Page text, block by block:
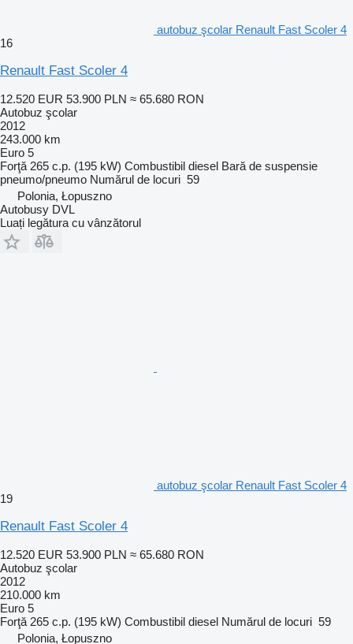
autobuz şcolar Renault Fast Scoler 4
16
Renault Fast Scoler 4
12.520 EUR 53.900 PLN ≈ 65.680 RON
Autobuz şcolar
2012
243.000 km
Euro 5
Forţă 265 c.p. (195 kW) Combustibil diesel Bară de suspensie
pneumo/pneumo Numărul de locuri 59
Polonia, Łopuszno
Autobusy DVL
Luați legătura cu vânzătorul
autobuz şcolar Renault Fast Scoler 4
19
Renault Fast Scoler 4
12.520 EUR 53.900 PLN ≈ 65.680 RON
Autobuz şcolar
2012
210.000 km
Euro 5
Forţă 265 c.p. (195 kW) Combustibil diesel Numărul de locuri 59
Polonia, Łopuszno